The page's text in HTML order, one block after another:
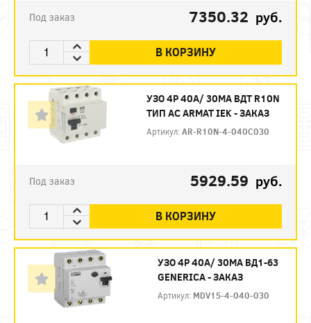
Под заказ 7350.32 руб.
В КОРЗИНУ
УЗО 4P 40А/ 30МА ВДТ R10N
ТИП АC ARMAT IEK - ЗАКАЗ
Артикул:AR-R10N-4-040C030
Под заказ 5929.59 руб.
В КОРЗИНУ
УЗО 4P 40А/ 30МА ВД1-63
GENERICA - ЗАКАЗ
Артикул: MDV15-4-040-030